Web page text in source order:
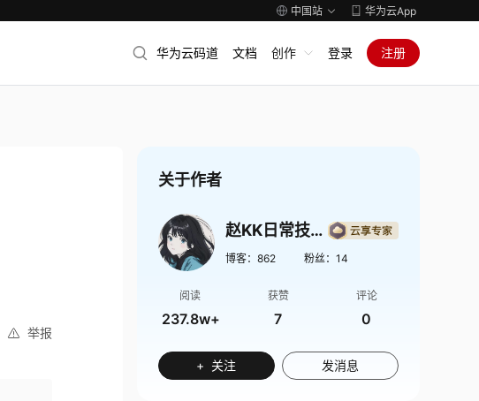
中国站 华为云App
华为云码道 文档 创作 登录 注册
举报
关于作者
赵KK日常技术记录
博客： 862 粉丝： 14
阅读
237.8w+
获赞
7
评论
0
+ 关注 发消息